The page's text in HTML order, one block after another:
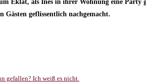
Eklat, als Ines in ihrer Wohnung eine
Gästen geflissentlich nachgemacht.
gefallen? Ich weiß es nicht.